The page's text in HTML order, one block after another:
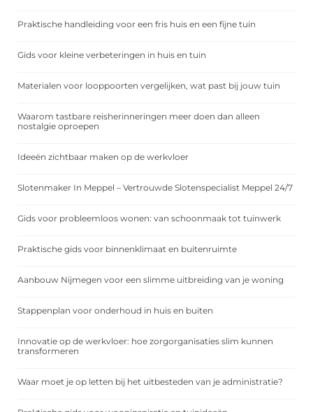
Praktische handleiding voor een fris huis en een fijne tuin
Gids voor kleine verbeteringen in huis en tuin
Materialen voor looppoorten vergelijken, wat past bij jouw tuin
Waarom tastbare reisherinneringen meer doen dan alleen
nostalgie oproepen
Ideeën zichtbaar maken op de werkvloer
Slotenmaker In Meppel – Vertrouwde Slotenspecialist Meppel 24/7
Gids voor probleemloos wonen: van schoonmaak tot tuinwerk
Praktische gids voor binnenklimaat en buitenruimte
Aanbouw Nijmegen voor een slimme uitbreiding van je woning
Stappenplan voor onderhoud in huis en buiten
Innovatie op de werkvloer: hoe zorgorganisaties slim kunnen
transformeren
Waar moet je op letten bij het uitbesteden van je administratie?